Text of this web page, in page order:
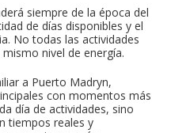
siempre de la época del
de días disponibles y el
No todas las actividades
nivel de energía.
a Puerto Madryn,
con momentos más
día de actividades, sino
tiempos reales y